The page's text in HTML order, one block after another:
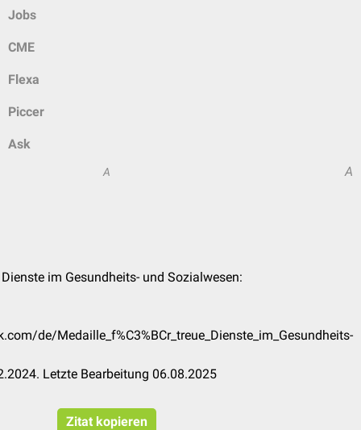
Jobs
CME
Flexa
Piccer
Ask
A A
im Gesundheits- und Sozialwesen:
de/Medaille_f%C3%BCr_treue_Dienste_im_Gesundheits-
Letzte Bearbeitung 06.08.2025
Zitat kopieren